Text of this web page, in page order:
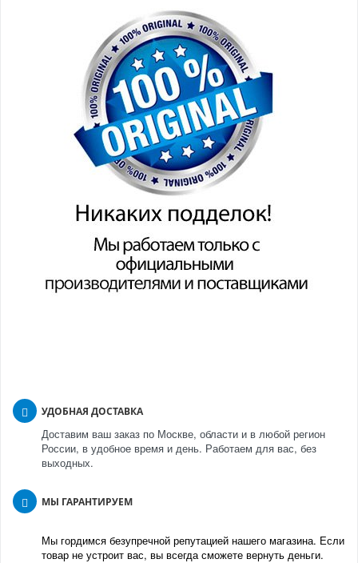
УДОБНАЯ ДОСТАВКА
Доставим ваш заказ по Москве, области и в любой регион
России, в удобное время и день. Работаем для вас, без
выходных.
МЫ ГАРАНТИРУЕМ
Мы гордимся безупречной репутацией нашего магазина. Если
товар не устроит вас, вы всегда сможете вернуть деньги.